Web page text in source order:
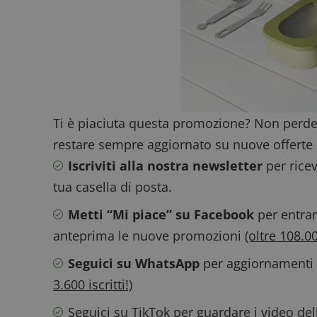
Ti è piaciuta questa promozione? Non
restare sempre aggiornato su nuove offerte
Iscriviti alla nostra newsletter per
tua casella di posta.
Metti “Mi piace” su Facebook per
anteprima le nuove promozioni(oltre
Seguici su WhatsApp per
3.600 iscritti!)
Seguici su TikTok per guardare i video
Nome
_pk_id.1.938b
_pk_ses.1.938b
Nome
test_cookie